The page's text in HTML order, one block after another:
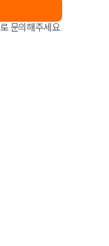
로 문의해주세요.